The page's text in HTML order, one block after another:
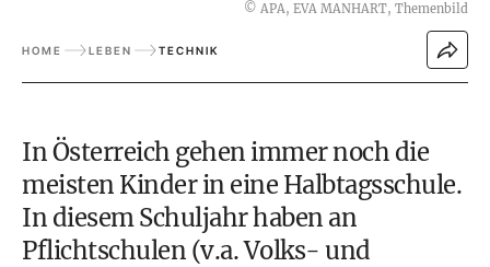
© APA, EVA MANHART, Themenbild
HOME LEBEN TECHNIK
In Österreich gehen immer noch die
meisten Kinder in eine Halbtagsschule.
In diesem Schuljahr haben an
Pflichtschulen (v.a. Volks- und